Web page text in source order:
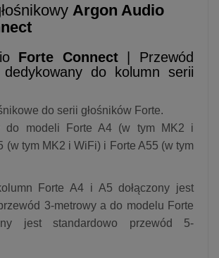
Argon Audio
Forte Connect| Przewód
dedykowany do kolumn serii
do serii głośników Forte.
do modeli Forte A4 (w tym MK2 i
(w tym MK2 i WiFi) i Forte A55 (w tym
Forte A4 i A5 dołączony jest
3-metrowy a do modelu Forte
jest standardowo przewód 5-